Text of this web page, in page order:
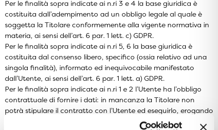
Per le finalità sopra indicate ai n.ri 3 e 4 la base giuridica è
costituita dall’adempimento ad un obbligo legale al quale è
soggetta la Titolare conformemente alla vigente normativa in
materia, ai sensi dell’art. 6 par. 1 lett. c) GDPR.
Per le finalità sopra indicate ai n.ri 5, 6 la base giuridica è
costituita dal consenso libero, specifico (ossia relativo ad una
singola finalità), informato ed inequivocabile manifestato
dall’Utente, ai sensi dell’art. 6 par. 1 lett. a) GDPR.
Per le finalità sopra indicate ai n.ri 1 e 2 l’Utente ha l’obbligo
contrattuale di fornire i dati: in mancanza la Titolare non
potrà stipulare il contratto con l’Utente ed eseguirlo, erogando
la prestazione o il servizio da esso richiesti.